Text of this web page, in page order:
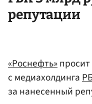
репутации
«Роснефть»
с медиахолдинга
за нанесенный